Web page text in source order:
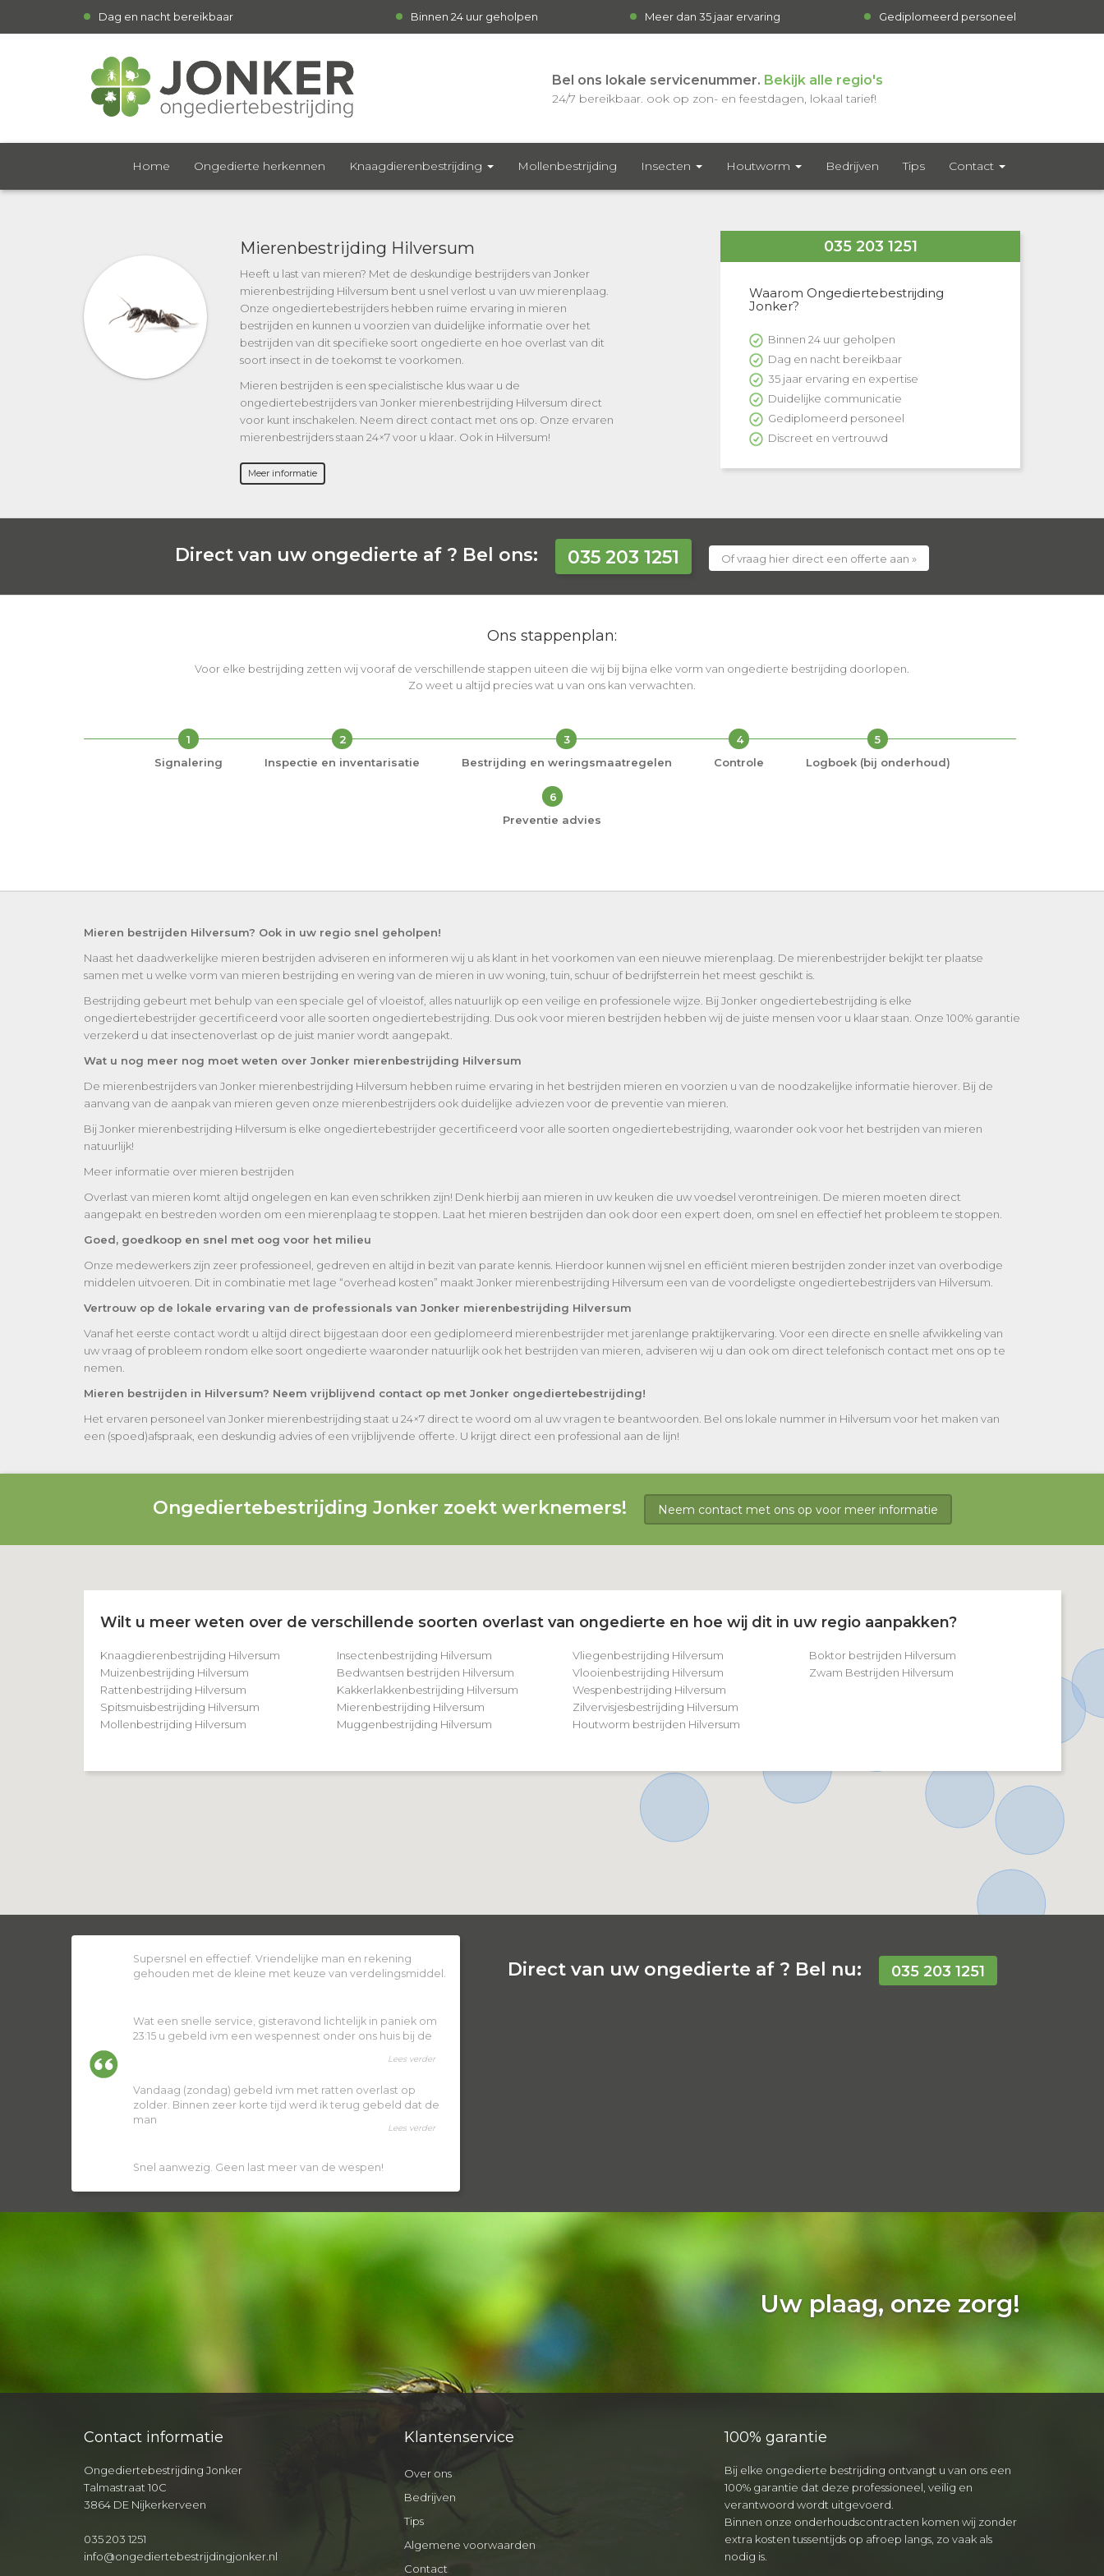
Dag en nacht bereikbaar Binnen 24 uur geholpen Meer dan 35 jaar ervaring Gediplomeerd personeel
Bel ons lokale servicenummer. Bekijk alle regio's
24/7 bereikbaar. ook op zon- en feestdagen, lokaal tarief!
Home Ongedierte herkennen Knaagdierenbestrijding Mollenbestrijding Insecten Houtworm Bedrijven Tips Contact
Mierenbestrijding Hilversum
Heeft u last van mieren? Met de deskundige bestrijders van Jonker
mierenbestrijding Hilversum bent u snel verlost u van uw mierenplaag.
Onze ongediertebestrijders hebben ruime ervaring in mieren
bestrijden en kunnen u voorzien van duidelijke informatie over het
bestrijden van dit specifieke soort ongedierte en hoe overlast van dit
soort insect in de toekomst te voorkomen.
Mieren bestrijden is een specialistische klus waar u de
ongediertebestrijders van Jonker mierenbestrijding Hilversum direct
voor kunt inschakelen. Neem direct contact met ons op. Onze ervaren
mierenbestrijders staan 24×7 voor u klaar. Ook in Hilversum!
Meer informatie
035 203 1251
Waarom Ongediertebestrijding
Jonker?
Binnen 24 uur geholpen
Dag en nacht bereikbaar
35 jaar ervaring en expertise
Duidelijke communicatie
Gediplomeerd personeel
Discreet en vertrouwd
Direct van uw ongedierte af ? Bel ons: 035 203 1251 Of vraag hier direct een offerte aan »
Ons stappenplan:
Voor elke bestrijding zetten wij vooraf de verschillende stappen uiteen die wij bij bijna elke vorm van ongedierte bestrijding doorlopen.
Zo weet u altijd precies wat u van ons kan verwachten.
1
Signalering
2
Inspectie en inventarisatie
3
Bestrijding en weringsmaatregelen
4
Controle
5
Logboek (bij onderhoud)
6
Preventie advies
Mieren bestrijden Hilversum? Ook in uw regio snel geholpen!
Naast het daadwerkelijke mieren bestrijden adviseren en informeren wij u als klant in het voorkomen van een nieuwe mierenplaag. De mierenbestrijder bekijkt ter plaatse
samen met u welke vorm van mieren bestrijding en wering van de mieren in uw woning, tuin, schuur of bedrijfsterrein het meest geschikt is.
Bestrijding gebeurt met behulp van een speciale gel of vloeistof, alles natuurlijk op een veilige en professionele wijze. Bij Jonker ongediertebestrijding is elke
ongediertebestrijder gecertificeerd voor alle soorten ongediertebestrijding. Dus ook voor mieren bestrijden hebben wij de juiste mensen voor u klaar staan. Onze 100% garantie
verzekerd u dat insectenoverlast op de juist manier wordt aangepakt.
Wat u nog meer nog moet weten over Jonker mierenbestrijding Hilversum
De mierenbestrijders van Jonker mierenbestrijding Hilversum hebben ruime ervaring in het bestrijden mieren en voorzien u van de noodzakelijke informatie hierover. Bij de
aanvang van de aanpak van mieren geven onze mierenbestrijders ook duidelijke adviezen voor de preventie van mieren.
Bij Jonker mierenbestrijding Hilversum is elke ongediertebestrijder gecertificeerd voor alle soorten ongediertebestrijding, waaronder ook voor het bestrijden van mieren
natuurlijk!
Meer informatie over mieren bestrijden
Overlast van mieren komt altijd ongelegen en kan even schrikken zijn! Denk hierbij aan mieren in uw keuken die uw voedsel verontreinigen. De mieren moeten direct
aangepakt en bestreden worden om een mierenplaag te stoppen. Laat het mieren bestrijden dan ook door een expert doen, om snel en effectief het probleem te stoppen.
Goed, goedkoop en snel met oog voor het milieu
Onze medewerkers zijn zeer professioneel, gedreven en altijd in bezit van parate kennis. Hierdoor kunnen wij snel en efficiënt mieren bestrijden zonder inzet van overbodige
middelen uitvoeren. Dit in combinatie met lage “overhead kosten” maakt Jonker mierenbestrijding Hilversum een van de voordeligste ongediertebestrijders van Hilversum.
Vertrouw op de lokale ervaring van de professionals van Jonker mierenbestrijding Hilversum
Vanaf het eerste contact wordt u altijd direct bijgestaan door een gediplomeerd mierenbestrijder met jarenlange praktijkervaring. Voor een directe en snelle afwikkeling van
uw vraag of probleem rondom elke soort ongedierte waaronder natuurlijk ook het bestrijden van mieren, adviseren wij u dan ook om direct telefonisch contact met ons op te
nemen.
Mieren bestrijden in Hilversum? Neem vrijblijvend contact op met Jonker ongediertebestrijding!
Het ervaren personeel van Jonker mierenbestrijding staat u 24×7 direct te woord om al uw vragen te beantwoorden. Bel ons lokale nummer in Hilversum voor het maken van
een (spoed)afspraak, een deskundig advies of een vrijblijvende offerte. U krijgt direct een professional aan de lijn!
Ongediertebestrijding Jonker zoekt werknemers! Neem contact met ons op voor meer informatie
Wilt u meer weten over de verschillende soorten overlast van ongedierte en hoe wij dit in uw regio aanpakken?
Knaagdierenbestrijding Hilversum
Muizenbestrijding Hilversum
Rattenbestrijding Hilversum
Spitsmuisbestrijding Hilversum
Mollenbestrijding Hilversum
Insectenbestrijding Hilversum
Bedwantsen bestrijden Hilversum
Kakkerlakkenbestrijding Hilversum
Mierenbestrijding Hilversum
Muggenbestrijding Hilversum
Vliegenbestrijding Hilversum
Vlooienbestrijding Hilversum
Wespenbestrijding Hilversum
Zilvervisjesbestrijding Hilversum
Houtworm bestrijden Hilversum
Boktor bestrijden Hilversum
Zwam Bestrijden Hilversum
Supersnel en effectief. Vriendelijke man en rekening
gehouden met de kleine met keuze van verdelingsmiddel.
Wat een snelle service, gisteravond lichtelijk in paniek om
23:15 u gebeld ivm een wespennest onder ons huis bij de
Lees verder
Vandaag (zondag) gebeld ivm met ratten overlast op
zolder. Binnen zeer korte tijd werd ik terug gebeld dat de
man
Lees verder
Snel aanwezig. Geen last meer van de wespen!
Direct van uw ongedierte af ? Bel nu: 035 203 1251
Uw plaag, onze zorg!
Contact informatie
Ongediertebestrijding Jonker
Talmastraat 10C
3864 DE Nijkerkerveen
035 203 1251
info@ongediertebestrijdingjonker.nl
Klantenservice
Over ons
Bedrijven
Tips
Algemene voorwaarden
Contact
100% garantie
Bij elke ongedierte bestrijding ontvangt u van ons een
100% garantie dat deze professioneel, veilig en
verantwoord wordt uitgevoerd.
Binnen onze onderhoudscontracten komen wij zonder
extra kosten tussentijds op afroep langs, zo vaak als
nodig is.